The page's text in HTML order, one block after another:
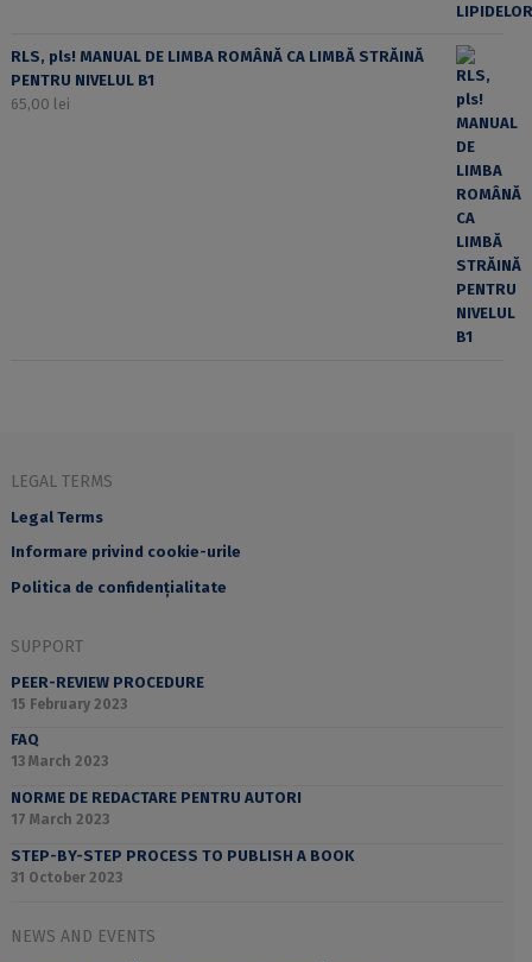
RLS, pls! MANUAL DE LIMBA ROMÂNĂ CA LIMBĂ STRĂINĂ
PENTRU NIVELUL B1
65,00 lei
LEGAL TERMS
Legal Terms
Informare privind cookie-urile
Politica de confidențialitate
SUPPORT
PEER-REVIEW PROCEDURE
15 February 2023
FAQ
13 March 2023
NORME DE REDACTARE PENTRU AUTORI
17 March 2023
STEP-BY-STEP PROCESS TO PUBLISH A BOOK
31 October 2023
NEWS AND EVENTS